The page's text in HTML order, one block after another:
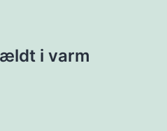
i varm